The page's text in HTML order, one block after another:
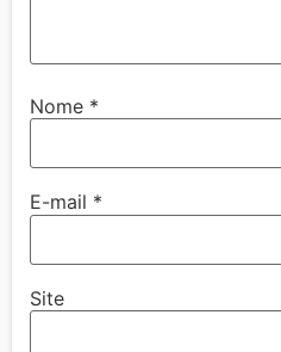
Nome *
E-mail *
Site